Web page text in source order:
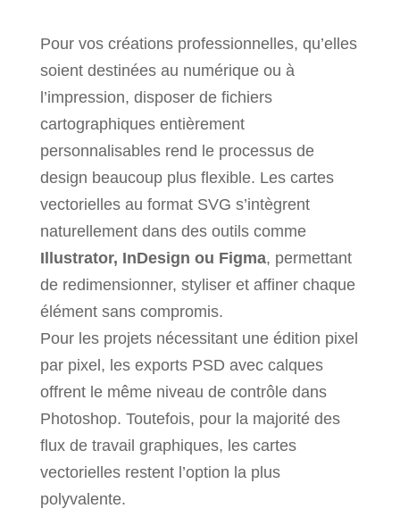
Pour vos créations professionnelles, qu’elles
soient destinées au numérique ou à
l’impression, disposer de fichiers
cartographiques entièrement
personnalisables rend le processus de
design beaucoup plus flexible. Les cartes
vectorielles au format SVG s’intègrent
naturellement dans des outils comme
Illustrator, InDesign ou Figma, permettant
de redimensionner, styliser et affiner chaque
élément sans compromis.
Pour les projets nécessitant une édition pixel
par pixel, les exports PSD avec calques
offrent le même niveau de contrôle dans
Photoshop. Toutefois, pour la majorité des
flux de travail graphiques, les cartes
vectorielles restent l’option la plus
polyvalente.